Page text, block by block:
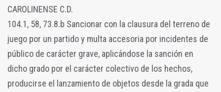
CAROLINENSE C.D.
104.1, 58, 73.8.b Sancionar con la clausura del terreno de
juego por un partido y multa accesoria por incidentes de
público de carácter grave, aplicándose la sanción en
dicho grado por el carácter colectivo de los hechos,
producirse el lanzamiento de objetos desde la grada que